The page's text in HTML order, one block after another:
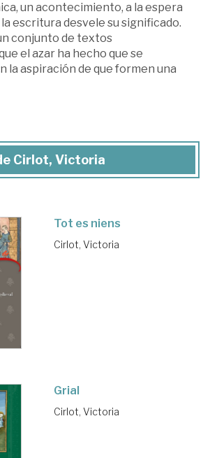
un acontecimiento, a la espera
escritura desvele su significado.
conjunto de textos
el azar ha hecho que se
la aspiración de que formen una
Cirlot, Victoria
Tot es niens
Cirlot, Victoria
Grial
Cirlot, Victoria